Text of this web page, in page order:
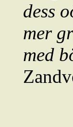
dess
mer
med